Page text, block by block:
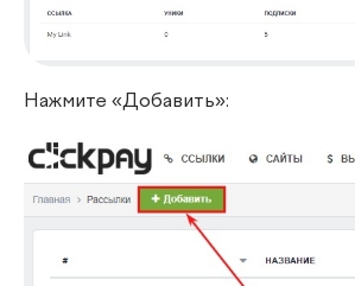
Нажмите «Добавить»: